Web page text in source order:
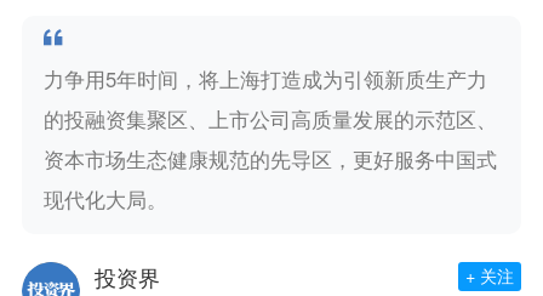
力争用5年时间，将上海打造成为引领新质生产力
的投融资集聚区、上市公司高质量发展的示范区、
资本市场生态健康规范的先导区，更好服务中国式
现代化大局。
投资界 + 关注